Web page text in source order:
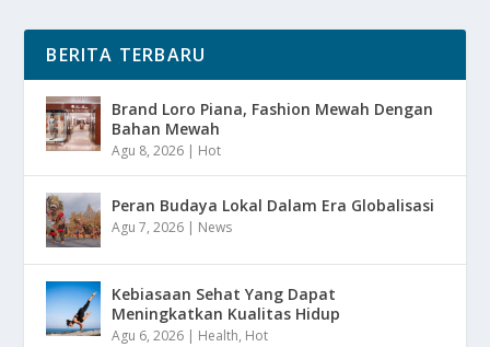
BERITA TERBARU
Brand Loro Piana, Fashion Mewah Dengan
Bahan Mewah
Agu 8, 2026 | Hot
Peran Budaya Lokal Dalam Era Globalisasi
Agu 7, 2026 | News
Kebiasaan Sehat Yang Dapat
Meningkatkan Kualitas Hidup
Agu 6, 2026 | Health, Hot